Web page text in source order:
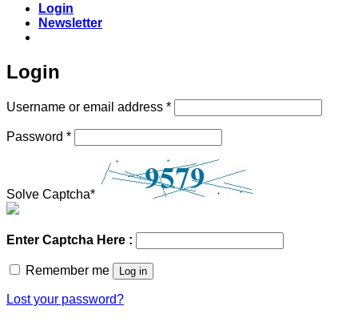
Login
Newsletter
Login
Username or email address *Required
Password *Required
Solve Captcha*
Enter Captcha Here :
Remember me Log in
Lost your password?